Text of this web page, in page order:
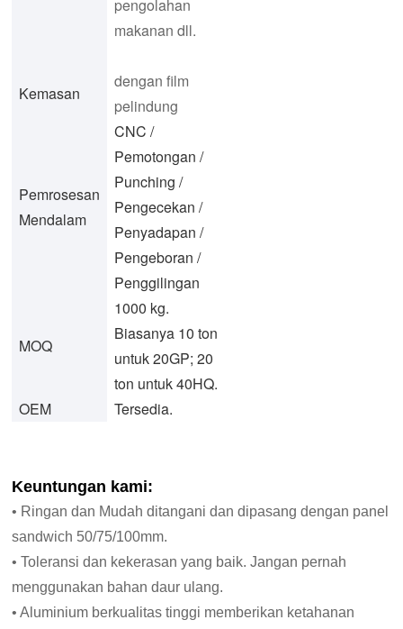
pengolahan
makanan dll.
Kemasan
dengan film
pelindung
Pemrosesan
Mendalam
CNC /
Pemotongan /
Punching /
Pengecekan /
Penyadapan /
Pengeboran /
Penggilingan
MOQ
1000 kg.
Biasanya 10 ton
untuk 20GP; 20
ton untuk 40HQ.
OEM
Tersedia.
Keuntungan kami:
• Ringan dan Mudah ditangani dan dipasang dengan panel
sandwich 50/75/100mm.
• Toleransi dan kekerasan yang baik. Jangan pernah
menggunakan bahan daur ulang.
• Aluminium berkualitas tinggi memberikan ketahanan